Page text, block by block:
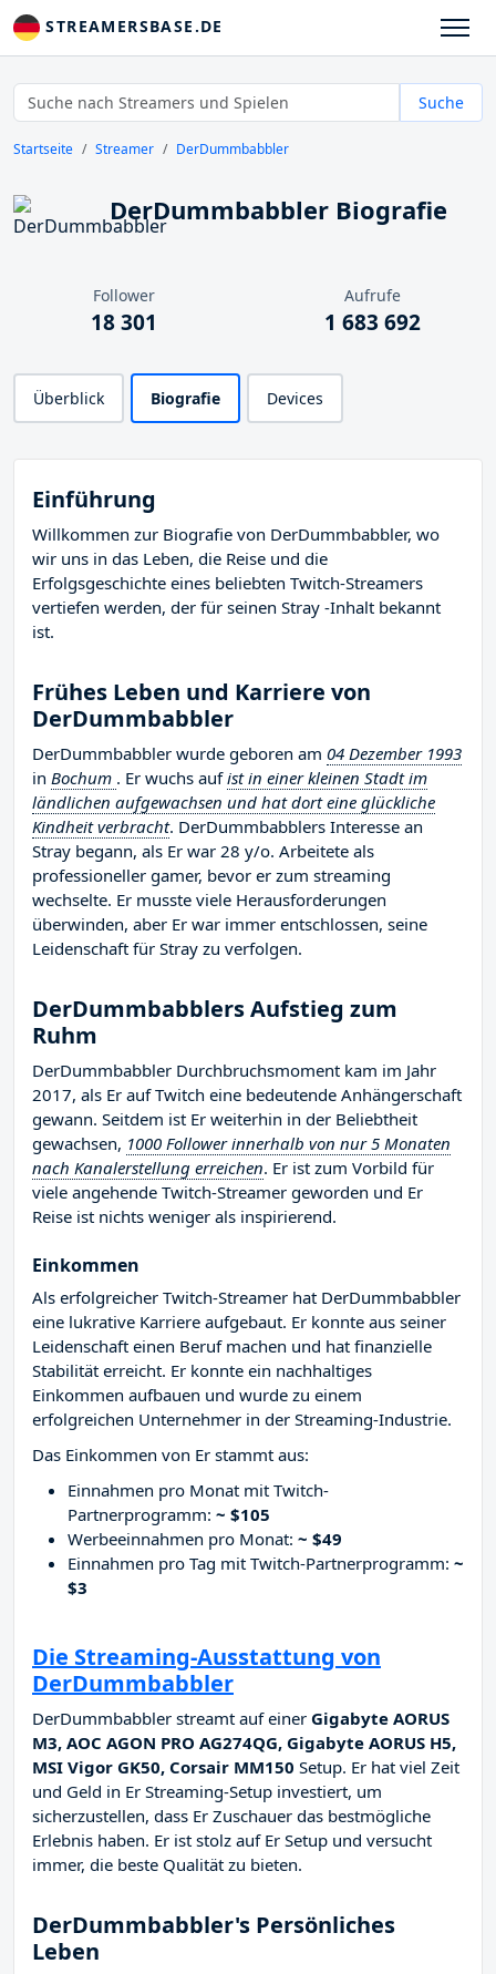
STREAMERSBASE.DE
Suche
Startseite Streamer DerDummbabbler
DerDummbabbler Biografie
Follower
18 301
Aufrufe
1 683 692
Überblick Biografie Devices
Einführung
Willkommen zur Biografie von DerDummbabbler, wo
wir uns in das Leben, die Reise und die
Erfolgsgeschichte eines beliebten Twitch-Streamers
vertiefen werden, der für seinen Stray -Inhalt bekannt
ist.
Frühes Leben und Karriere von
DerDummbabbler
DerDummbabbler wurde geboren am 04 Dezember 1993
in Bochum . Er wuchs aufist in einer kleinen Stadt im
ländlichen aufgewachsen und hat dort eine glückliche
Kindheit verbracht. DerDummbabblers Interesse an
Stray begann, als Er war 28 y/o. Arbeitete als
professioneller gamer, bevor er zum streaming
wechselte. Er musste viele Herausforderungen
überwinden, aber Er war immer entschlossen, seine
Leidenschaft für Stray zu verfolgen.
DerDummbabblers Aufstieg zum
Ruhm
DerDummbabbler Durchbruchsmoment kam im Jahr
2017, als Er auf Twitch eine bedeutende Anhängerschaft
gewann. Seitdem ist Er weiterhin in der Beliebtheit
gewachsen, 1000 Follower innerhalb von nur 5 Monaten
nach Kanalerstellung erreichen. Er ist zum Vorbild für
viele angehende Twitch-Streamer geworden und Er
Reise ist nichts weniger als inspirierend.
Einkommen
Als erfolgreicher Twitch-Streamer hat DerDummbabbler
eine lukrative Karriere aufgebaut. Er konnte aus seiner
Leidenschaft einen Beruf machen und hat finanzielle
Stabilität erreicht. Er konnte ein nachhaltiges
Einkommen aufbauen und wurde zu einem
erfolgreichen Unternehmer in der Streaming-Industrie.
Das Einkommen von Er stammt aus:
Einnahmen pro Monat mit Twitch-
Partnerprogramm: ~ $105
Werbeeinnahmen pro Monat: ~ $49
Einnahmen pro Tag mit Twitch-Partnerprogramm: ~
$3
Die Streaming-Ausstattung von
DerDummbabbler
DerDummbabbler streamt auf einer Gigabyte AORUS
M3, AOC AGON PRO AG274QG, Gigabyte AORUS H5,
MSI Vigor GK50, Corsair MM150 Setup. Er hat viel Zeit
und Geld in Er Streaming-Setup investiert, um
sicherzustellen, dass Er Zuschauer das bestmögliche
Erlebnis haben. Er ist stolz auf Er Setup und versucht
immer, die beste Qualität zu bieten.
DerDummbabbler's Persönliches
Leben